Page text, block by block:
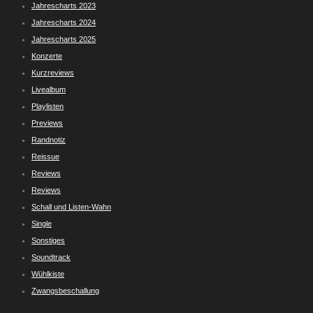
Jahrescharts 2023
Jahrescharts 2024
Jahrescharts 2025
Konzerte
Kurzreviews
Livealbum
Playlisten
Previews
Randnotiz
Reissue
Reviews
Reviews
Schall und Listen-Wahn
Single
Sonstiges
Soundtrack
Wühlkiste
Zwangsbeschallung